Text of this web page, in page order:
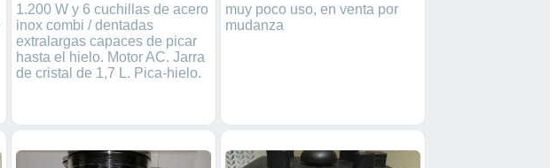
1.200 W y 6 cuchillas de acero
inox combi / dentadas
extralargas capaces de picar
hasta el hielo. Motor AC. Jarra
de cristal de 1,7 L. Pica-hielo.
muy poco uso, en venta por
mudanza